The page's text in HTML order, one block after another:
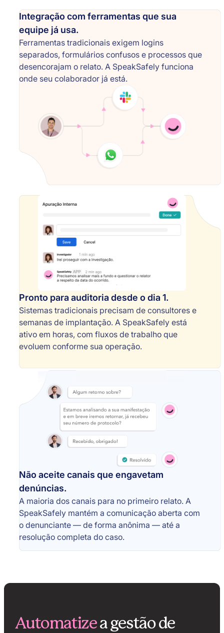
Integração com ferramentas que sua
equipe já usa.
Ferramentas tradicionais exigem logins
separados, formulários confusos e processos que
desencorajam o relato. A SpeakSafely funciona
onde seu colaborador já está.
Pronto para auditoria desde o dia 1.
Sistemas tradicionais precisam de consultores e
semanas de implantação. A SpeakSafely está
ativo em horas, com fluxos de trabalho que
evoluem conforme sua operação.
Não aceite canais que engavetam
denúncias.
A maioria dos canais para no primeiro relato. A
SpeakSafely mantém a comunicação aberta com
o denunciante — de forma anônima — até a
resolução completa do caso.
Automatizea gestão de